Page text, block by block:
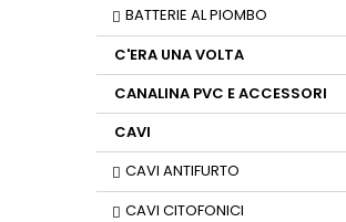
BATTERIE AL PIOMBO
C'ERA UNA VOLTA
CANALINA PVC E ACCESSORI
CAVI
CAVI ANTIFURTO
CAVI CITOFONICI